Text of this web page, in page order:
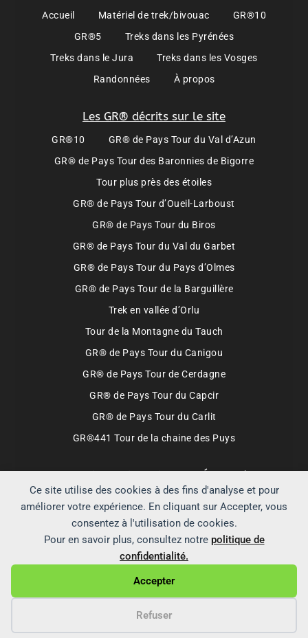
Ce site utilise des cookies à des fins d'analyse et pour
améliorer votre expérience. En cliquant sur Accepter, vous
consentez à l'utilisation de cookies.
Pour en savoir plus, consultez notre politique de
confidentialité.
Accepter
Refuser
Accueil Matériel de trek/bivouac
GR®10
GR®5
Treks dans les Pyrénées
Treks dans le Jura
Treks dans les Vosges
Randonnées
À propos
Les GR® décrits sur le site
GR®10
GR® de Pays Tour du Val d’Azun
GR® de Pays Tour des Baronnies de Bigorre
Tour plus près des étoiles
GR® de Pays Tour d’Oueil-Larboust
GR® de Pays Tour du Biros
GR® de Pays Tour du Val du Garbet
GR® de Pays Tour du Pays d’Olmes
GR® de Pays Tour de la Barguillère
Trek en vallée d’Orlu
Tour de la Montagne du Tauch
GR® de Pays Tour du Canigou
GR® de Pays Tour de Cerdagne
GR® de Pays Tour du Capcir
GR® de Pays Tour du Carlit
GR®441 Tour de la chaine des Puys
Partenaires qui soutiennent Échappées
Montagnardes
Boutique FFRandonnée
Lyophilisé & Co
ALPINISTE.FR
Booking.com
Copyright 2026 - OceanWP Theme by OceanWP